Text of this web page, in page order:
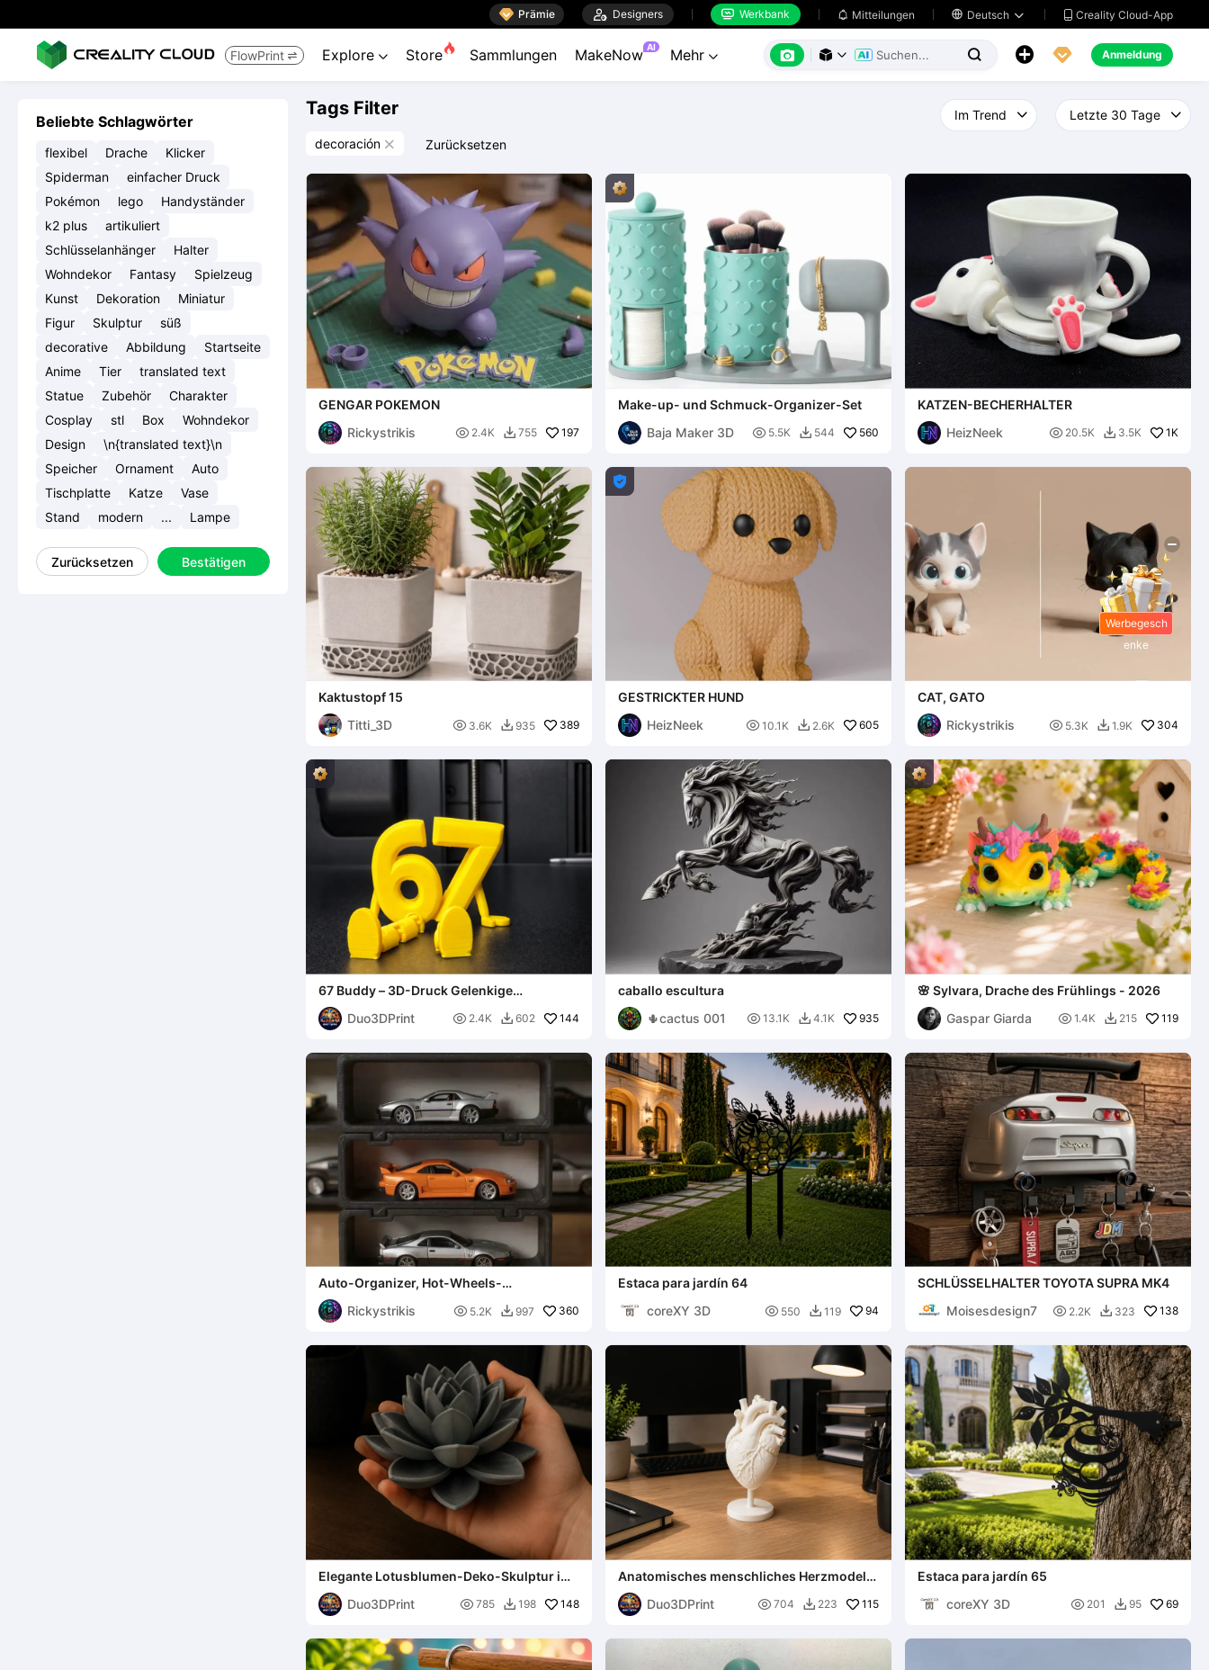
 Prämie  Designers  Werkbank  Mitteilungen  Deutsch   Creality Cloud-App
FlowPrint  Explore  Store Sammlungen MakeNow AI Mehr        Anmeldung
Beliebte Schlagwörter
flexibel Drache
Klicker
Spiderman
einfacher Druck
Pokémon
lego
Handyständer
k2 plus
artikuliert
Schlüsselanhänger
Halter
Wohndekor
Fantasy
Spielzeug
Kunst
Dekoration
Miniatur
Figur
Skulptur
süß
decorative
Abbildung
Startseite
Anime
Tier
translated text
Statue
Zubehör
Charakter
Cosplay
stl Box
Wohndekor
Design
\n{translated text}\n
Speicher
Ornament
Auto
Tischplatte
Katze
Vase
Stand
modern ... Lampe
Zurücksetzen Bestätigen
Tags Filter
decoración  Zurücksetzen
GENGAR POKEMON
Rickystrikis
 2.4K  755 197
Make-up- und Schmuck-Organizer-Set
Baja Maker 3D
 5.5K  544 560
KATZEN-BECHERHALTER
HeizNeek
 20.5K  3.5K 1K
Kaktustopf 15
Titti_3D
 3.6K  935 389

GESTRICKTER HUND
HeizNeek
 10.1K  2.6K 605
CAT, GATO
Rickystrikis
 5.3K  1.9K 304
67 Buddy – 3D-Druck Gelenkige
Zahlenfigur
Duo3DPrint
 2.4K  602 144
caballo escultura
🌵cactus 001
 13.1K  4.1K 935
🌸 Sylvara, Drache des Frühlings - 2026
Gaspar Giarda
 1.4K  215 119
Auto-Organizer, Hot-Wheels-
Ausstellungsständer für Kinder.
Rickystrikis
 5.2K  997 360
Estaca para jardín 64
coreXY 3D
 550  119 94
SCHLÜSSELHALTER TOYOTA SUPRA MK4
Moisesdesign7
 2.2K  323 138
Elegante Lotusblumen-Deko-Skulptur im
Relax-Stil
Duo3DPrint
 785  198 148
Anatomisches menschliches Herzmodell –
Detaillierter 3D-Druck
Duo3DPrint
 704  223 115
Estaca para jardín 65
coreXY 3D
 201  95 69
Werbegesch
enke